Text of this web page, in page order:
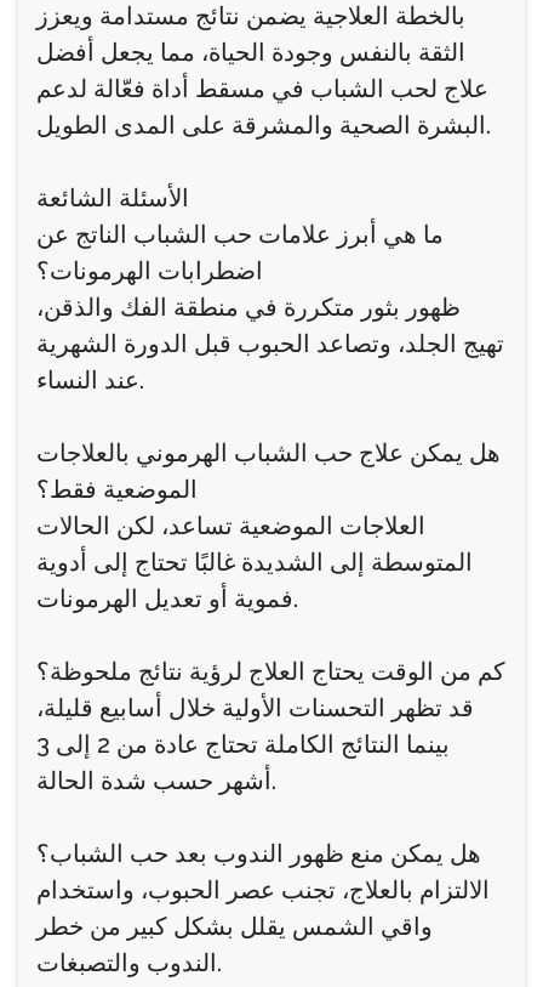
بالخطة العلاجية يضمن نتائج مستدامة ويعزز
الثقة بالنفس وجودة الحياة، مما يجعل أفضل
علاج لحب الشباب في مسقط أداة فعّالة لدعم
البشرة الصحية والمشرقة على المدى الطويل.
الأسئلة الشائعة
ما هي أبرز علامات حب الشباب الناتج عن
اضطرابات الهرمونات؟
ظهور بثور متكررة في منطقة الفك والذقن،
تهيج الجلد، وتصاعد الحبوب قبل الدورة الشهرية
عند النساء.
هل يمكن علاج حب الشباب الهرموني بالعلاجات
الموضعية فقط؟
العلاجات الموضعية تساعد، لكن الحالات
المتوسطة إلى الشديدة غالبًا تحتاج إلى أدوية
فموية أو تعديل الهرمونات.
كم من الوقت يحتاج العلاج لرؤية نتائج ملحوظة؟
قد تظهر التحسنات الأولية خلال أسابيع قليلة،
بينما النتائج الكاملة تحتاج عادة من 2 إلى 3
أشهر حسب شدة الحالة.
هل يمكن منع ظهور الندوب بعد حب الشباب؟
الالتزام بالعلاج، تجنب عصر الحبوب، واستخدام
واقي الشمس يقلل بشكل كبير من خطر
الندوب والتصبغات.